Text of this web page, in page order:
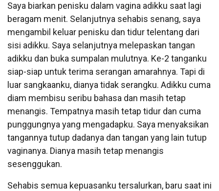
Saya biarkan penisku dalam vagina adikku saat lagi
beragam menit. Selanjutnya sehabis senang, saya
mengambil keluar penisku dan tidur telentang dari
sisi adikku. Saya selanjutnya melepaskan tangan
adikku dan buka sumpalan mulutnya. Ke-2 tanganku
siap-siap untuk terima serangan amarahnya. Tapi di
luar sangkaanku, dianya tidak serangku. Adikku cuma
diam membisu seribu bahasa dan masih tetap
menangis. Tempatnya masih tetap tidur dan cuma
punggungnya yang mengadapku. Saya menyaksikan
tangannya tutup dadanya dan tangan yang lain tutup
vaginanya. Dianya masih tetap menangis
sesenggukan.
Sehabis semua kepuasanku tersalurkan, baru saat ini